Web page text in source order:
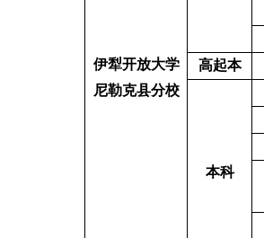
伊犁开放大学
尼勒克县分校
高起本
本科